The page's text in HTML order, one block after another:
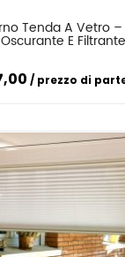
Tenda A Vetro
Oscurante E Filtrante
prezzo di
Confronta